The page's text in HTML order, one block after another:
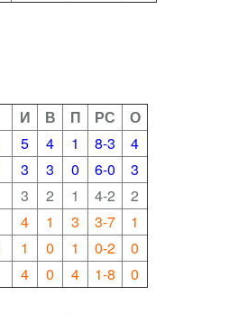
И В П РС
О
5 4 1 8-3
4
3 3 0 6-0
3
3 2 1 4-2
2
4 1 3 3-7
1
1 0 1 0-2
0
4 0 4 1-8 0